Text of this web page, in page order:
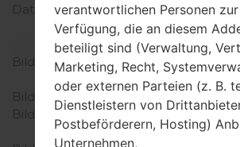
Daten
GPRS,
UMTS
Anzeige
Bildschirmgröße
4.0 in
Körper
Bildschirmtyp
IPS LCD
Bildschirmerweiterung
480 x 800
Dichte
verantwortlichen Personen zur
Verfügung, die an diesem
beteiligt sind (Verwaltung,
Marketing, Recht,
oder externen Parteien (z. B.
Dienstleistern von
Postbeförderern, Hosting)
Unternehmen,